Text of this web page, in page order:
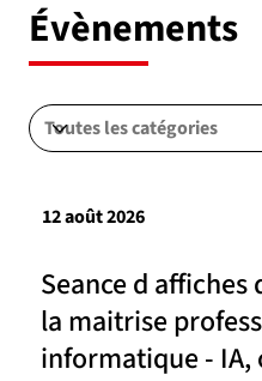
Seance d affiches
la maitrise
informatique - IA,
12 août 2026
Évènements